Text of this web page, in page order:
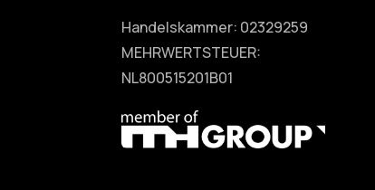
Handelskammer: 02329259
MEHRWERTSTEUER:
NL800515201B01